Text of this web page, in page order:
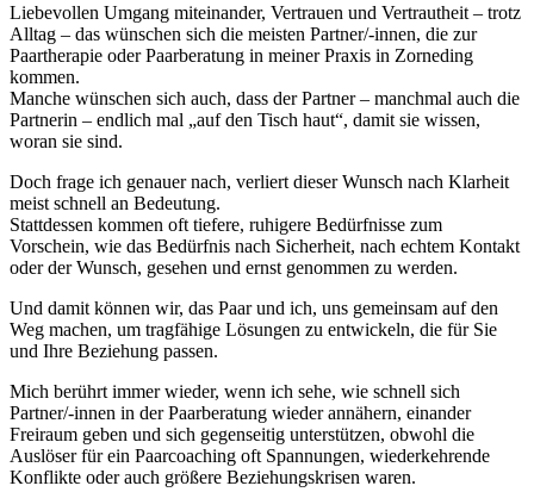
Liebevollen Umgang miteinander, Vertrauen und Vertrautheit – trotz
Alltag – das wünschen sich die meisten Partner/-innen, die zur
Paartherapie oder Paarberatung in meiner Praxis in Zorneding
kommen.
Manche wünschen sich auch, dass der Partner – manchmal auch die
Partnerin – endlich mal „auf den Tisch haut“, damit sie wissen,
woran sie sind.
Doch frage ich genauer nach, verliert dieser Wunsch nach Klarheit
meist schnell an Bedeutung.
Stattdessen kommen oft tiefere, ruhigere Bedürfnisse zum
Vorschein, wie das Bedürfnis nach Sicherheit, nach echtem Kontakt
oder der Wunsch, gesehen und ernst genommen zu werden.
Und damit können wir, das Paar und ich, uns gemeinsam auf den
Weg machen, um tragfähige Lösungen zu entwickeln, die für Sie
und Ihre Beziehung passen.
Mich berührt immer wieder, wenn ich sehe, wie schnell sich
Partner/-innen in der Paarberatung wieder annähern, einander
Freiraum geben und sich gegenseitig unterstützen, obwohl die
Auslöser für ein Paarcoaching oft Spannungen, wiederkehrende
Konflikte oder auch größere Beziehungskrisen waren.